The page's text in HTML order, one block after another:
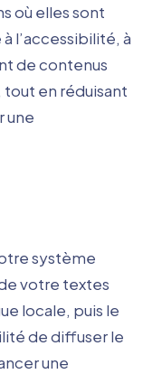
où elles sont
l’accessibilité, à
de contenus
en réduisant
une
système
votre textes
locale, puis le
de diffuser le
une